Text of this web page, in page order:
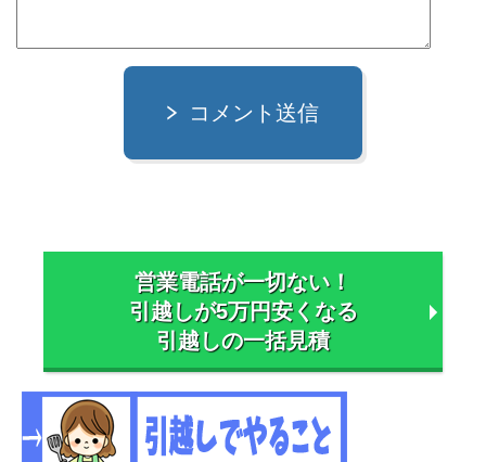
コメント送信
営業電話が一切ない！
引越しが5万円安くなる
引越しの一括見積